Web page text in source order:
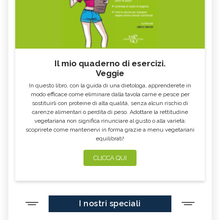
MASSOTERAPIA NEUROMUSCOLARE:
BENEFICI E CONTROINDICAZIONI
VITALOGIA: TECNICA, BENEFICI E
CONTROINDICAZIONI
MASSOTERAPIA: TECNICA, BENEFICI E
MASSAGGIO BIO EMOZIONALE:
TECNICA, BENEFICI E
CONTROINDICAZIONI
BENEFICI E CONTROINDICAZIONI
BENEFICI E CONTROINDICAZIONI
RIFLESSOLOGIA FACCIALE: TECNICA,
BENEFICI E CONTROINDICAZIONI
OPALE: TUTTE LE PROPRIETÀ E
BENEFICI
BENEFICI
MASSAGGIO PSICOSOMATICO:
TECNICA, BENEFICI E
CONTROINDICAZIONI
MASSAGGIO CIRCOLATORIO
ANTICELLULITE: TECNICA, BENEFICI,
MASSAGGIO TERAPEUTICO: TECNICA,
BENEFICI E CONTROINDICAZIONI
FLUORITE: TUTTE LE PROPRIETÀ E
DIOPTASIO: TUTTE LE PROPRIETÀ E
BENEFICI
BENEFICI
Il mio quaderno di esercizi.
Veggie
In questo libro, con la guida di una dietologa, apprenderete in
modo efficace come eliminare dalla tavola carne e pesce per
sostituirli con proteine di alta qualità, senza alcun rischio di
carenze alimentari o perdita di peso. Adottare la rettitudine
vegetariana non significa rinunciare al gusto o alla varietà:
scoprirete come mantenervi in forma grazie a menu vegetariani
equilibrati!
CLICCA QUI
I nostri speciali